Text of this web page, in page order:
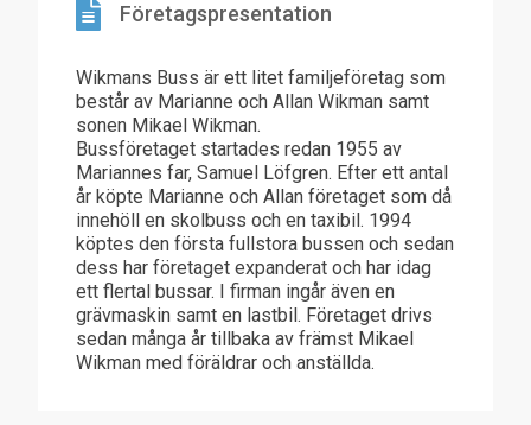
Företagspresentation
Wikmans Buss är ett litet familjeföretag som
består av Marianne och Allan Wikman samt
sonen Mikael Wikman.
Bussföretaget startades redan 1955 av
Mariannes far, Samuel Löfgren. Efter ett antal
år köpte Marianne och Allan företaget som då
innehöll en skolbuss och en taxibil. 1994
köptes den första fullstora bussen och sedan
dess har företaget expanderat och har idag
ett flertal bussar. I firman ingår även en
grävmaskin samt en lastbil. Företaget drivs
sedan många år tillbaka av främst Mikael
Wikman med föräldrar och anställda.